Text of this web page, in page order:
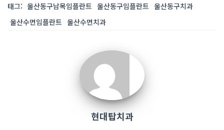
태그: 울산동구남목임플란트 울산동구임플란트 울산동구치과
울산수면임플란트 울산수면치과
현대탑치과